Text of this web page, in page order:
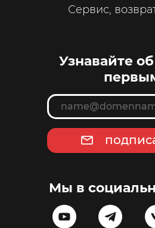
Сервис,
Узнавайте
Мы в